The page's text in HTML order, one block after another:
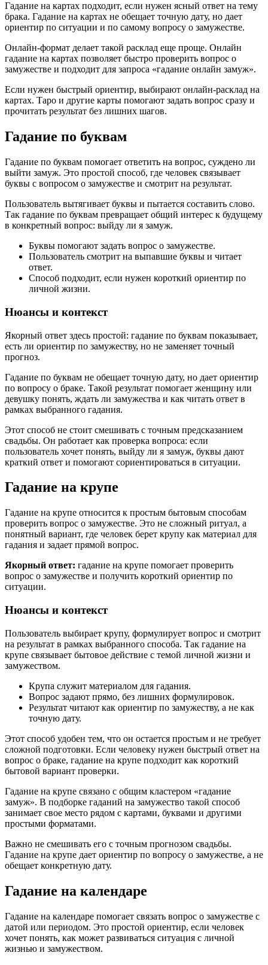
Гадание на картах подходит, если нужен ясный ответ на тему
брака. Гадание на картах не обещает точную дату, но дает
ориентир по ситуации и по самому вопросу о замужестве.
Онлайн-формат делает такой расклад еще проще. Онлайн
гадание на картах позволяет быстро проверить вопрос о
замужестве и подходит для запроса «гадание онлайн замуж».
Если нужен быстрый ориентир, выбирают онлайн-расклад на
картах. Таро и другие карты помогают задать вопрос сразу и
прочитать результат без лишних шагов.
Гадание по буквам
Гадание по буквам помогает ответить на вопрос, суждено ли
выйти замуж. Это простой способ, где человек связывает
буквы с вопросом о замужестве и смотрит на результат.
Пользователь вытягивает буквы и пытается составить слово.
Так гадание по буквам превращает общий интерес к будущему
в конкретный вопрос: выйду ли я замуж.
Буквы помогают задать вопрос о замужестве.
Пользователь смотрит на выпавшие буквы и читает
ответ.
Способ подходит, если нужен короткий ориентир по
личной жизни.
Нюансы и контекст
Якорный ответ здесь простой: гадание по буквам показывает,
есть ли ориентир по замужеству, но не заменяет точный
прогноз.
Гадание по буквам не обещает точную дату, но дает ориентир
по вопросу о браке. Такой результат помогает женщину или
девушку понять, ждать ли замужества и как читать ответ в
рамках выбранного гадания.
Этот способ не стоит смешивать с точным предсказанием
свадьбы. Он работает как проверка вопроса: если
пользователь хочет понять, выйду ли я замуж, буквы дают
краткий ответ и помогают сориентироваться в ситуации.
Гадание на крупе
Гадание на крупе относится к простым бытовым способам
проверить вопрос о замужестве. Это не сложный ритуал, а
понятный вариант, где человек берет крупу как материал для
гадания и задает прямой вопрос.
Якорный ответ: гадание на крупе помогает проверить
вопрос о замужестве и получить короткий ориентир по
ситуации.
Нюансы и контекст
Пользователь выбирает крупу, формулирует вопрос и смотрит
на результат в рамках выбранного способа. Так гадание на
крупе связывает бытовое действие с темой личной жизни и
замужеством.
Крупа служит материалом для гадания.
Вопрос задают прямо, без лишних формулировок.
Результат читают как ориентир по замужеству, а не как
точную дату.
Этот способ удобен тем, что он остается простым и не требует
сложной подготовки. Если человеку нужен быстрый ответ на
вопрос о браке, гадание на крупе подходит как короткий
бытовой вариант проверки.
Гадание на крупе связано с общим кластером «гадание
замуж». В подборке гаданий на замужество такой способ
занимает свое место рядом с картами, буквами и другими
простыми форматами.
Важно не смешивать его с точным прогнозом свадьбы.
Гадание на крупе дает ориентир по вопросу о замужестве, а не
обещает конкретную дату.
Гадание на календаре
Гадание на календаре помогает связать вопрос о замужестве с
датой или периодом. Это простой ориентир, если человек
хочет понять, как может развиваться ситуация с личной
жизнью и замужеством.